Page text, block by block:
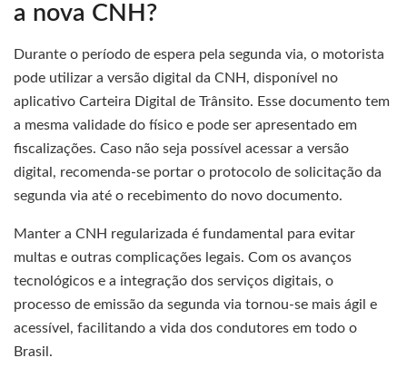
a nova CNH?
Durante o período de espera pela segunda via, o motorista
pode utilizar a versão digital da CNH, disponível no
aplicativo Carteira Digital de Trânsito. Esse documento tem
a mesma validade do físico e pode ser apresentado em
fiscalizações. Caso não seja possível acessar a versão
digital, recomenda-se portar o protocolo de solicitação da
segunda via até o recebimento do novo documento.
Manter a CNH regularizada é fundamental para evitar
multas e outras complicações legais. Com os avanços
tecnológicos e a integração dos serviços digitais, o
processo de emissão da segunda via tornou-se mais ágil e
acessível, facilitando a vida dos condutores em todo o
Brasil.